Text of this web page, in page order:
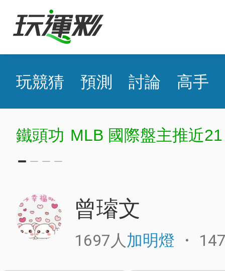
玩競猜 預測 討論 高手
鐵頭功 MLB 國際盤主推近
曾璿文
1697人加明燈 ・